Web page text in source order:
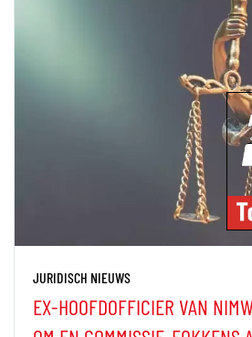
JURIDISCH NIEUWS
EX-HOOFDOFFICIER VAN